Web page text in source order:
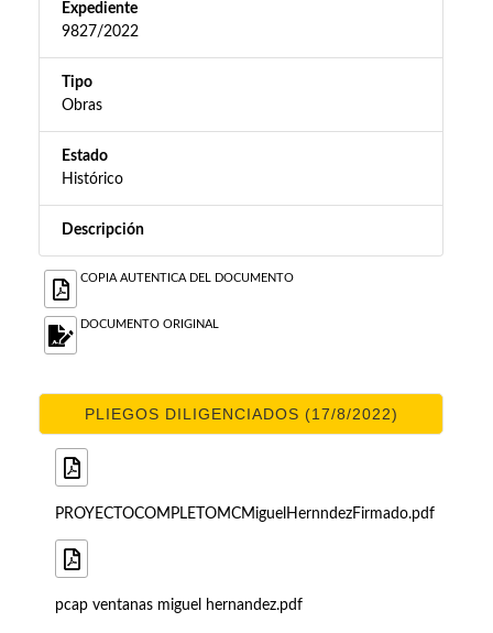
Expediente
9827/2022
Tipo
Obras
Estado
Histórico
Descripción
COPIA AUTENTICA DEL DOCUMENTO
DOCUMENTO ORIGINAL
PLIEGOS DILIGENCIADOS (17/8/2022)
PROYECTOCOMPLETOMCMiguelHernndezFirmado.pdf
pcap ventanas miguel hernandez.pdf